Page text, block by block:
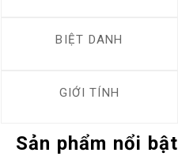
BIỆT DANH
GIỚI TÍNH
Sản phẩm nổi bật